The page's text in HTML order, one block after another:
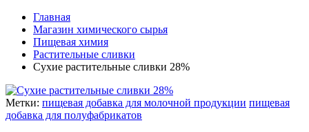
Главная
Магазин химического сырья
Пищевая химия
Растительные сливки
Сухие растительные сливки 28%
Метки: пищевая добавка для молочной продукции пищевая
добавка для полуфабрикатов